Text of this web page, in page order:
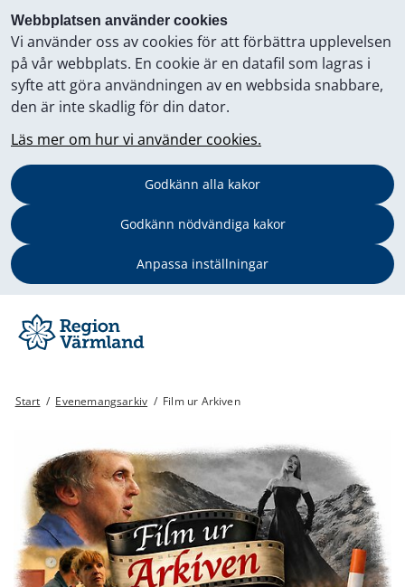
Webbplatsen använder cookies
Vi använder oss av cookies för att förbättra upplevelsen
på vår webbplats. En cookie är en datafil som lagras i
syfte att göra användningen av en webbsida snabbare,
den är inte skadlig för din dator.
Läs mer om hur vi använder cookies.
Godkänn alla kakor
Godkänn nödvändiga kakor
Anpassa inställningar
Start / Evenemangsarkiv / Film ur Arkiven